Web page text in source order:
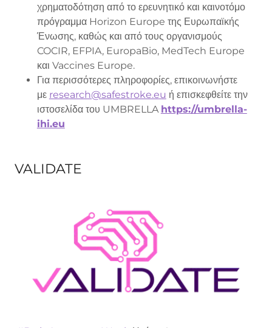
χρηματοδότηση από το ερευνητικό και καινοτόμο
πρόγραμμα Horizon Europe της Ευρωπαϊκής
Ένωσης, καθώς και από τους οργανισμούς
COCIR, EFPIA, EuropaBio, MedTech Europe
και Vaccines Europe.
Για περισσότερες πληροφορίες, επικοινωνήστε
με research@safestroke.eu ή επισκεφθείτε την
ιστοσελίδα του UMBRELLA https://umbrella-
ihi.eu
VALIDATE